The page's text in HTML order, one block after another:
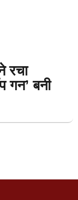
रचा
गन’ बनी